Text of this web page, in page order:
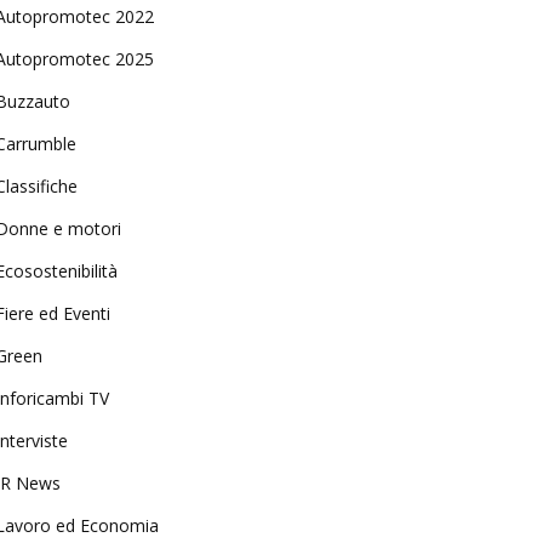
2022
2025
e motori
ed Eventi
TV
News
ed Economia